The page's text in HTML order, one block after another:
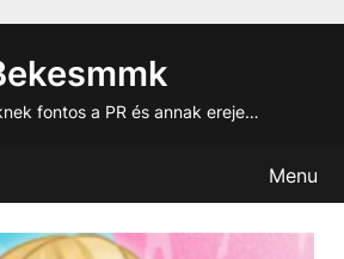
fontos a PR és annak ereje…
Menu